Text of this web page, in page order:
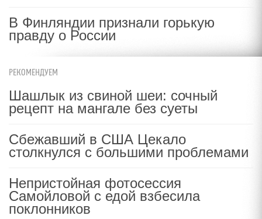
В Финляндии признали горькую
правду о России
РЕКОМЕНДУЕМ
Шашлык из свиной шеи: сочный
рецепт на мангале без суеты
Сбежавший в США Цекало
столкнулся с большими проблемами
Непристойная фотосессия
Самойловой с едой взбесила
поклонников